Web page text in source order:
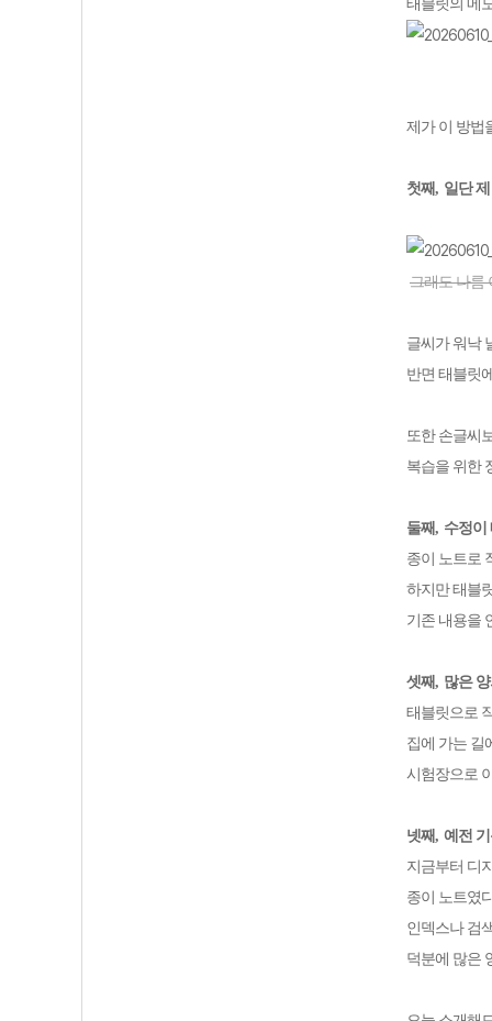
태블릿의 메
제가 이 방법
첫째, 일단
그래도 나름
글씨가 워낙
반면 태블릿
또한 손글씨
복습을 위한
둘째, 수정이
종이 노트로
하지만 태블
기존 내용을
셋째, 많은
태블릿으로
집에 가는 길
시험장으로
넷째, 예전
지금부터 디
종이 노트였
인덱스나 검
덕분에 많은